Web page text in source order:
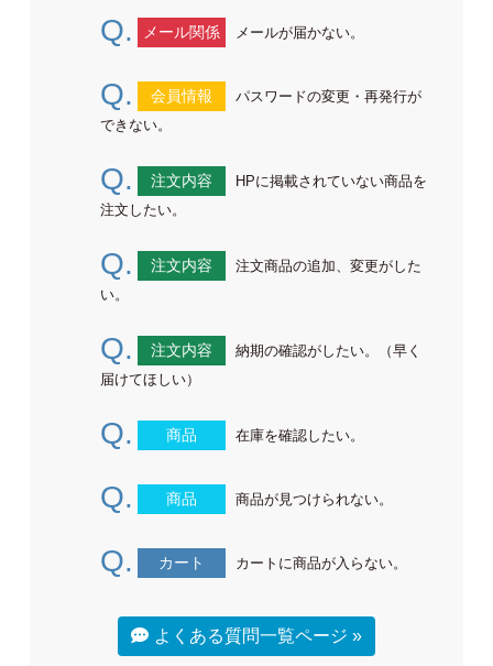
Q. メール関係 メールが届かない。
Q. 会員情報
パスワードの変更・再発行が
できない。
Q. 注文内容
HPに掲載されていない商品を
注文したい。
Q. 注文内容
注文商品の追加、変更がした
い。
Q. 注文内容
納期の確認がしたい。（早く
届けてほしい）
Q. 商品 在庫を確認したい。
Q. 商品 商品が見つけられない。
Q. カート カートに商品が入らない。
よくある質問一覧ページ »